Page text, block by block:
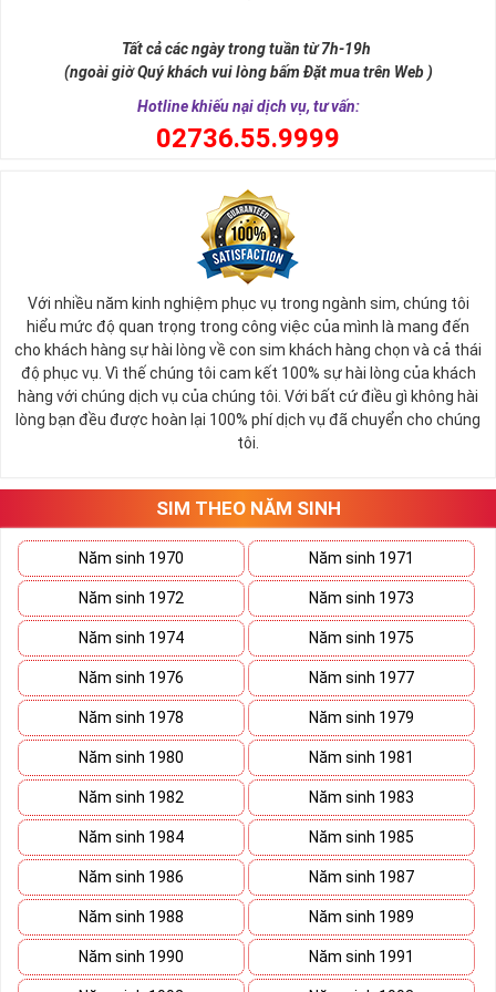
hồng mao. Bởi đây là con số đẹp nhất, quyền quý nhất trong tất cả
các số còn lại nó đại diện cho quyền lực, sức mạnh, sự kiêu hãnh
Sim Lục Quý 9 có ý nghĩa gì?
đạt, người có vị thế khẳng định tên tuổi, uy tín của mình trên
thương trường. Sở hữu sim số đẹp lục quý, sim lục quý 9 nói chung
sẽ giúp bạn xây dựng thương hiệu, tạo ấn tượng với đối tác kinh
doanh biến nó thành vũ khí sắc bén đánh bại mọi đối thủ cạnh
tranh trên bàn đàm phán.
Ý nghĩa Sim Lục Quý 9 được coi biểu trưng cho sức mạnh và quyền
lực của bậc đế vương. Việc kết hợp 6 con số 9 lại thành bộ lục quý
sẽ giúp chosim số đẹpgiàu ý nghĩa phong thủy thể hiện đẳng cấp,
địa vị và tiền tài.
Theo phong thủy đây còn là số sim kích tài, chiêu lộc đem đến
cuộc sống giàu sang phú quý cho mọi người. Bên cạnh đó số sim
còn là bùa hộ mệnh xua đuổi tà khí, vận hạn giúp cuộc sống bạn
luôn bình an và hạnh phúc.
Tại sao nên sở hữu Sim Lục Quý 9?
Tất cả các ngày trong tuần từ 7h-19h
(ngoài giờ Quý khách vui lòng bấm Đặt mua trên Web )
Hotline khiếu nại dịch vụ, tư vấn:
02736.55.9999
Với nhiều năm kinh nghiệm phục vụ trong ngành sim, chúng tôi
hiểu mức độ quan trọng trong công việc của mình là mang đến
cho khách hàng sự hài lòng về con sim khách hàng chọn và cả thái
độ phục vụ. Vì thế chúng tôi cam kết 100% sự hài lòng của khách
hàng với chúng dịch vụ của chúng tôi. Với bất cứ điều gì không hài
lòng bạn đều được hoàn lại 100% phí dịch vụ đã chuyển cho chúng
tôi.
SIM THEO NĂM SINH
Năm sinh 1970 Năm sinh 1971
Năm sinh 1972 Năm sinh 1973
Năm sinh 1974 Năm sinh 1975
Năm sinh 1976 Năm sinh 1977
Năm sinh 1978 Năm sinh 1979
Năm sinh 1980 Năm sinh 1981
Năm sinh 1982 Năm sinh 1983
Năm sinh 1984 Năm sinh 1985
Năm sinh 1986 Năm sinh 1987
Năm sinh 1988 Năm sinh 1989
Năm sinh 1990 Năm sinh 1991